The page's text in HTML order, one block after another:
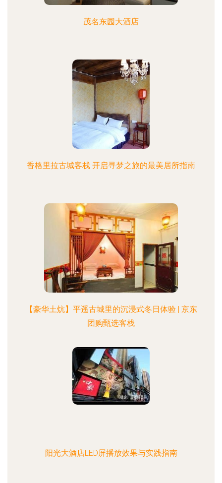
茂名东园大酒店
香格里拉古城客栈 开启寻梦之旅的最美居所指南
【豪华土炕】平遥古城里的沉浸式冬日体验 | 京东
团购甄选客栈
阳光大酒店LED屏播放效果与实践指南